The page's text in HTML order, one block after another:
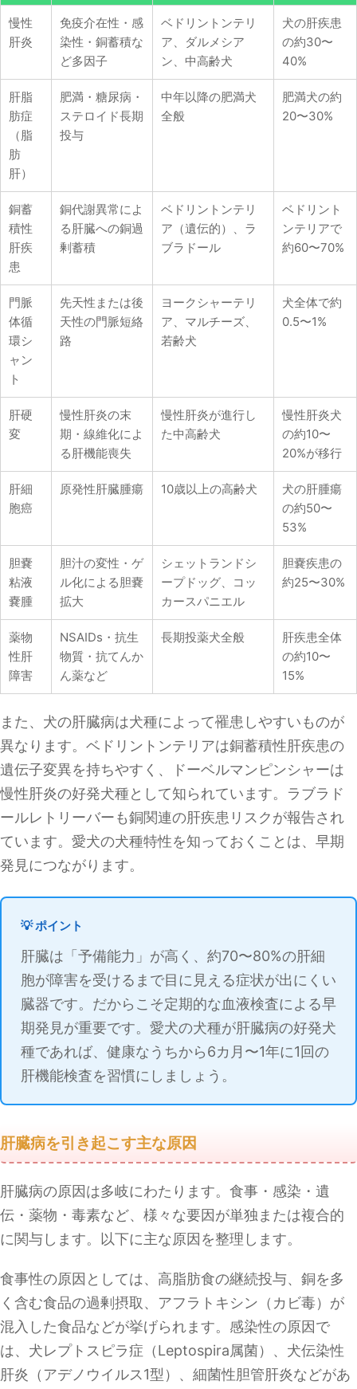
慢性
肝炎
免疫介在性・感
染性・銅蓄積な
ど多因子
ベドリントンテリ
ア、ダルメシア
ン、中高齢犬
犬の肝疾患
の約30〜
40%
肝脂
肪症
（脂
肪
肝）
肥満・糖尿病・
ステロイド長期
投与
中年以降の肥満犬
全般
肥満犬の約
20〜30%
銅蓄
積性
肝疾
患
銅代謝異常によ
る肝臓への銅過
剰蓄積
ベドリントンテリ
ア（遺伝的）、ラ
ブラドール
ベドリント
ンテリアで
約60〜70%
門脈
体循
環シ
ャン
ト
先天性または後
天性の門脈短絡
路
ヨークシャーテリ
ア、マルチーズ、
若齢犬
犬全体で約
0.5〜1%
肝硬
変
慢性肝炎の末
期・線維化によ
る肝機能喪失
慢性肝炎が進行し
た中高齢犬
慢性肝炎犬
の約10〜
20%が移行
肝細
胞癌
原発性肝臓腫瘍 10歳以上の高齢犬
犬の肝腫瘍
の約50〜
53%
胆嚢
粘液
嚢腫
胆汁の変性・ゲ
ル化による胆嚢
拡大
シェットランドシ
ープドッグ、コッ
カースパニエル
胆嚢疾患の
約25〜30%
薬物
性肝
障害
NSAIDs・抗生
物質・抗てんか
ん薬など
長期投薬犬全般
肝疾患全体
の約10〜
15%
また、犬の肝臓病は犬種によって罹患しやすいものが
異なります。ベドリントンテリアは銅蓄積性肝疾患の
遺伝子変異を持ちやすく、ドーベルマンピンシャーは
慢性肝炎の好発犬種として知られています。ラブラド
ールレトリーバーも銅関連の肝疾患リスクが報告され
ています。愛犬の犬種特性を知っておくことは、早期
発見につながります。
💡 ポイント
肝臓は「予備能力」が高く、約70〜80%の肝細
胞が障害を受けるまで目に見える症状が出にくい
臓器です。だからこそ定期的な血液検査による早
期発見が重要です。愛犬の犬種が肝臓病の好発犬
種であれば、健康なうちから6カ月〜1年に1回の
肝機能検査を習慣にしましょう。
肝臓病を引き起こす主な原因
肝臓病の原因は多岐にわたります。食事・感染・遺
伝・薬物・毒素など、様々な要因が単独または複合的
に関与します。以下に主な原因を整理します。
食事性の原因としては、高脂肪食の継続投与、銅を多
く含む食品の過剰摂取、アフラトキシン（カビ毒）が
混入した食品などが挙げられます。感染性の原因で
は、犬レプトスピラ症（Leptospira属菌）、犬伝染性
肝炎（アデノウイルス1型）、細菌性胆管肝炎などがあ